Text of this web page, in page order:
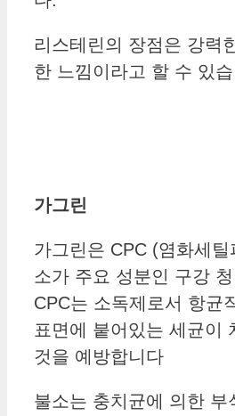
리스테린의 장점은 강력
한 느낌이라고 할 수 있
가그린
가그린은 CPC (염화세
소가 주요 성분인 구강
CPC는 소독제로서 항균
표면에 붙어있는 세균이
것을 예방합니다
불소는 충치균에 의한 부